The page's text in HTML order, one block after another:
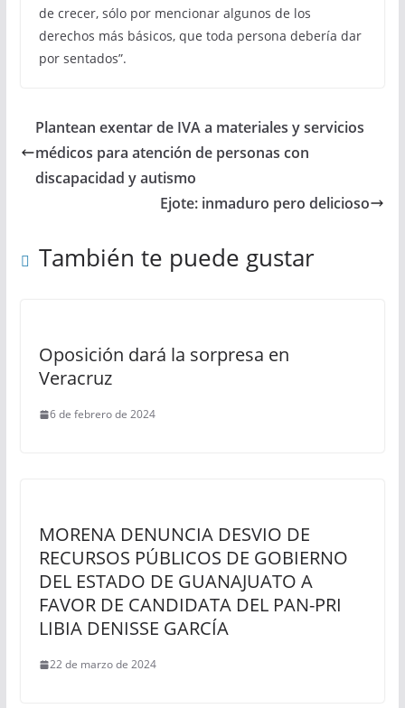
de crecer, sólo por mencionar algunos de los
derechos más básicos, que toda persona debería dar
por sentados”.
Plantean exentar de IVA a materiales y servicios
médicos para atención de personas con
discapacidad y autismo
Ejote: inmaduro pero delicioso
También te puede gustar
Oposición dará la sorpresa en
Veracruz
6 de febrero de 2024
MORENA DENUNCIA DESVIO DE
RECURSOS PÚBLICOS DE GOBIERNO
DEL ESTADO DE GUANAJUATO A
FAVOR DE CANDIDATA DEL PAN-PRI
LIBIA DENISSE GARCÍA
22 de marzo de 2024